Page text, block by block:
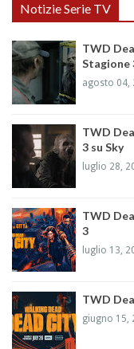
Notizie Serie TV
TWD
Stagione
agosto 04,
TWD
3 su Sky
luglio 28,
TWD
3
luglio 13,
TWD
giugno 15,